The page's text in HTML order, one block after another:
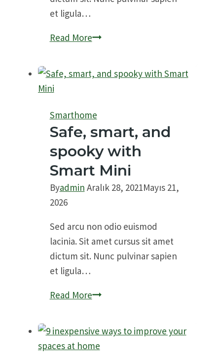
et ligula…
Read More​
lofty
look
smart
lighting
Smarthome
Safe, smart, and
spooky with
Smart Mini
Byadmin Aralık 28, 2021Mayıs 21,
2026
Sed arcu non odio euismod
lacinia. Sit amet cursus sit amet
dictum sit. Nunc pulvinar sapien
et ligula…
Read MoreSafe,
spooky
with